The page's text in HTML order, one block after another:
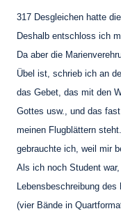
317 Desgleichen hatte
Deshalb entschloss ich
Da aber die
Übel ist, schrieb ich an
das Gebet, das mit den
Gottes usw., und das fast
meinen Flugblättern steht.
gebrauchte ich, weil mir
Als ich noch Student
Lebensbeschreibung des
(vier Bände in